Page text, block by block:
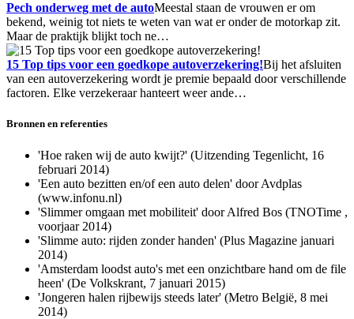
Pech onderweg met de autoMeestal staan de vrouwen er om
bekend, weinig tot niets te weten van wat er onder de motorkap zit.
Maar de praktijk blijkt toch ne…
15 Top tips voor een goedkope autoverzekering!Bij het afsluiten
van een autoverzekering wordt je premie bepaald door verschillende
factoren. Elke verzekeraar hanteert weer ande…
Bronnen en referenties
'Hoe raken wij de auto kwijt?' (Uitzending Tegenlicht, 16
februari 2014)
'Een auto bezitten en/of een auto delen' door Avdplas
(www.infonu.nl)
'Slimmer omgaan met mobiliteit' door Alfred Bos (TNOTime ,
voorjaar 2014)
'Slimme auto: rijden zonder handen' (Plus Magazine januari
2014)
'Amsterdam loodst auto's met een onzichtbare hand om de file
heen' (De Volkskrant, 7 januari 2015)
'Jongeren halen rijbewijs steeds later' (Metro België, 8 mei
2014)